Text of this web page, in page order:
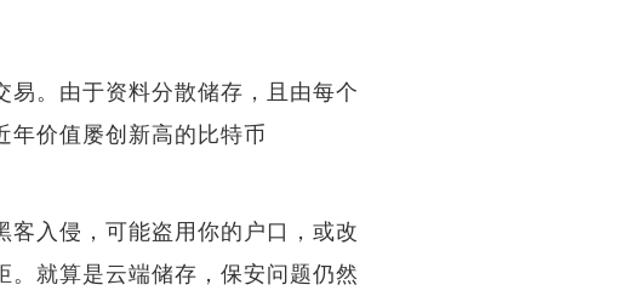
。由于资料分散储存，且由每个
年价值屡创新高的比特币
入侵，可能盗用你的户口，或改
就算是云端储存，保安问题仍然